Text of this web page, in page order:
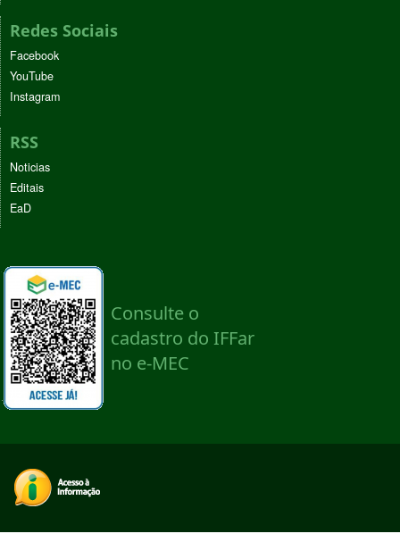
Redes Sociais
Facebook
YouTube
Instagram
RSS
Noticias
Editais
EaD